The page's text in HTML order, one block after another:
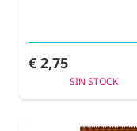
€ 2,75
SIN STOCK